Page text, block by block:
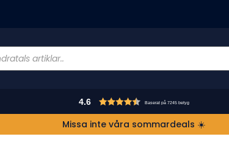
4.6 Baserat på 7245 betyg
Missa inte våra sommardeals ☀️